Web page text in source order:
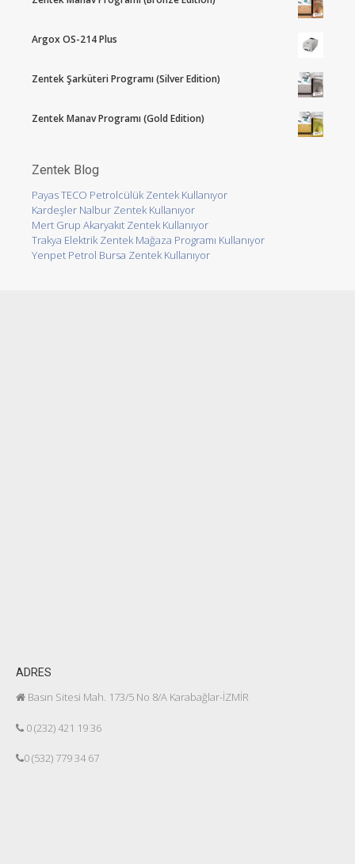
Argox OS-214 Plus
Zentek Şarküteri Programı (Silver Edition)
Zentek Manav Programı (Gold Edition)
Zentek Blog
Payas TECO Petrolcülük Zentek Kullanıyor
Kardeşler Nalbur Zentek Kullanıyor
Mert Grup Akaryakıt Zentek Kullanıyor
Trakya Elektrik Zentek Mağaza Programı Kullanıyor
Yenpet Petrol Bursa Zentek Kullanıyor
ADRES
Basın Sitesi Mah. 173/5 No 8/A Karabağlar-İZMİR
0 (232) 421 19 36
0 (532) 779 34 67